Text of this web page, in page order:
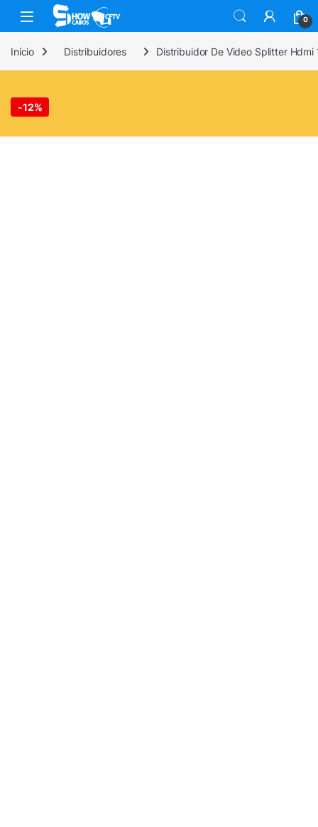
Skip to navigation
Skip to content
0
Início Distribuidores Distribuidor De Video Splitter
-12%